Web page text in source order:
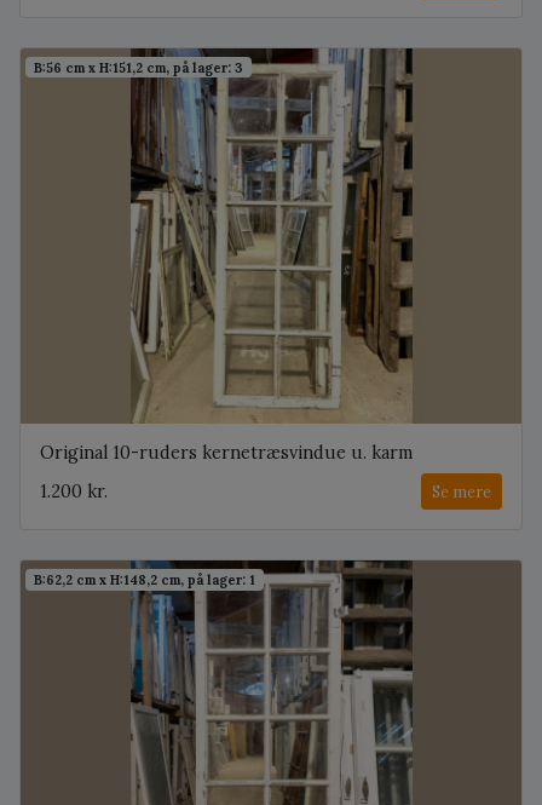
B:56 cm x H:151,2 cm, på lager: 3
Original 10-ruders kernetræsvindue u. karm
1.200 kr.
Se mere
B:62,2 cm x H:148,2 cm, på lager: 1